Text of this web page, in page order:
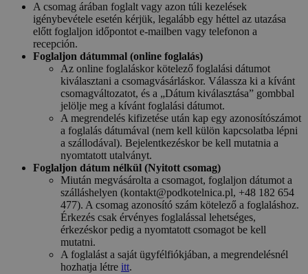
A csomag árában foglalt vagy azon túli kezelések
igénybevétele esetén kérjük, legalább egy héttel az utazása
előtt foglaljon időpontot e-mailben vagy telefonon a
recepción.
Foglaljon dátummal (online foglalás)
Az online foglaláskor kötelező foglalási dátumot
kiválasztani a csomagvásárláskor. Válassza ki a kívánt
csomagváltozatot, és a „Dátum kiválasztása” gombbal
jelölje meg a kívánt foglalási dátumot.
A megrendelés kifizetése után kap egy azonosítószámot
a foglalás dátumával (nem kell külön kapcsolatba lépni
a szállodával). Bejelentkezéskor be kell mutatnia a
nyomtatott utalványt.
Foglaljon dátum nélkül (Nyitott csomag)
Miután megvásárolta a csomagot, foglaljon dátumot a
szálláshelyen (kontakt@podkotelnica.pl, +48 182 654
477). A csomag azonosító szám kötelező a foglaláshoz.
Érkezés csak érvényes foglalással lehetséges,
érkezéskor pedig a nyomtatott csomagot be kell
mutatni.
A foglalást a saját ügyfélfiókjában, a megrendelésnél
hozhatja létre itt.